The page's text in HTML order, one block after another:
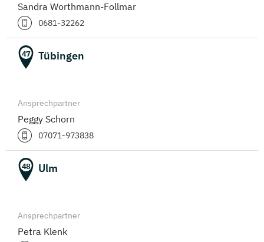
Sandra Worthmann-Follmar
0681-32262
47 Tübingen
Ansprechpartner
Peggy Schorn
07071-973838
48 Ulm
Ansprechpartner
Petra Klenk